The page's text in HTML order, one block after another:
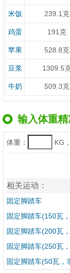
米饭 239.1克
鸡蛋 191克
苹果 528.8克
豆浆 1309.5
牛奶 509.3克
输入体重
体重： KG
相关运动：
固定脚踏车
固定脚踏车(150瓦
固定脚踏车(200瓦
固定脚踏车(250瓦
固定脚踏车(50瓦，